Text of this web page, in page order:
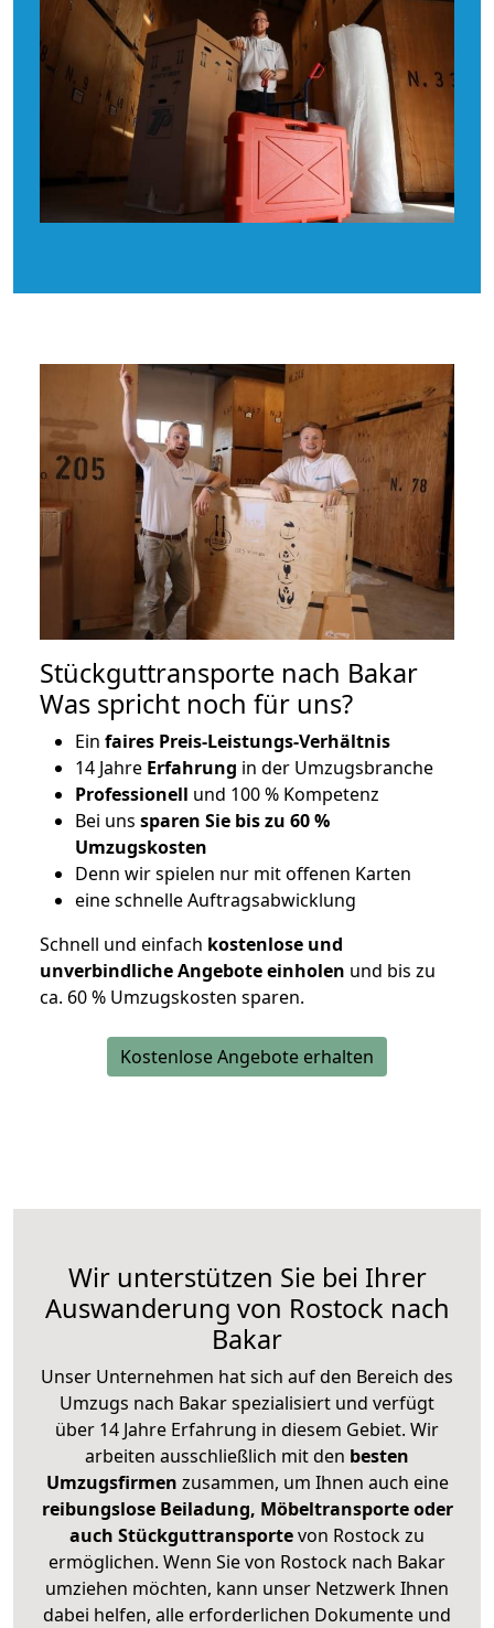
Stückguttransporte nach Bakar
Was spricht noch für uns?
Ein faires Preis-Leistungs-Verhältnis
14 Jahre Erfahrung in der Umzugsbranche
Professionell und 100 % Kompetenz
Bei uns sparen Sie bis zu 60 %
Umzugskosten
Denn wir spielen nur mit offenen Karten
eine schnelle Auftragsabwicklung
Schnell und einfach kostenlose und
unverbindliche Angebote einholen und bis zu
ca. 60 % Umzugskosten sparen.
Kostenlose Angebote erhalten
Wir unterstützen Sie bei Ihrer
Auswanderung von Rostock nach
Bakar
Unser Unternehmen hat sich auf den Bereich des
Umzugs nach Bakar spezialisiert und verfügt
über 14 Jahre Erfahrung in diesem Gebiet. Wir
arbeiten ausschließlich mit den besten
Umzugsfirmen zusammen, um Ihnen auch eine
reibungslose Beiladung, Möbeltransporte oder
auch Stückguttransportevon Rostock zu
ermöglichen. Wenn Sie von Rostock nach Bakar
umziehen möchten, kann unser Netzwerk Ihnen
dabei helfen, alle erforderlichen Dokumente und